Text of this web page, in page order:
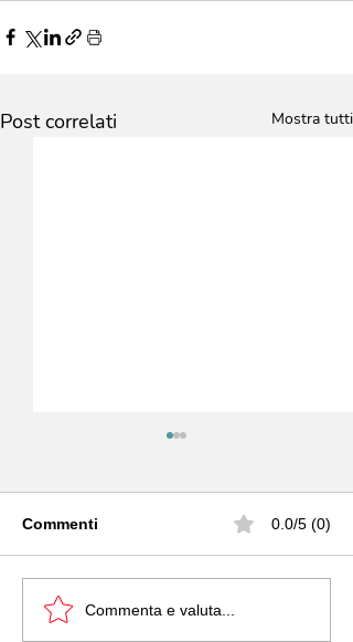
Post correlati Mostra tutti
BRAVA INNOVATION
Commenti 0.0/5 (0)
Commenta e valuta...